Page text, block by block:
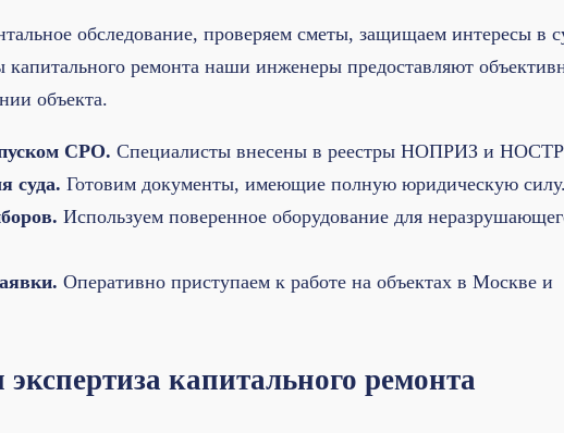
обследование, проверяем сметы, защищаем интересы в
капитального ремонта наши инженеры предоставляют
объекта.
СРО. Специалисты внесены в реестры НОПРИЗ и
суда. Готовим документы, имеющие полную юридическую силу.
Используем поверенное оборудование для
Оперативно приступаем к работе на объектах в Москве и
капитального ремонта